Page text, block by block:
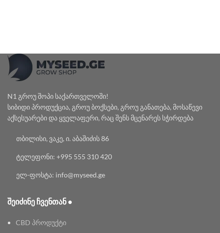
N1 გროუ შოპი საქართველოში!
სიბიდი პროდუქცია, გროუ ბოქსები, გროუ განათება, მოსაწევი
აქსესუარები და ყველაფერი, რაც შენს მცენარეს სჭირდება
თბილისი, ვაკე, ი. აბაშიძის 86
ტელეფონი: +995 555 310 420
ელ-ფოსტა: info@myseed.ge
ᲨᲔᲘᲫᲘᲜᲔ ᲩᲕᲔᲜᲗᲐᲜ •
CBD პროდუქტი